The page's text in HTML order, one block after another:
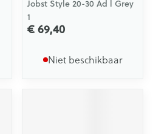
Jobst Style 20-30 Ad l Grey
1
€ 69,40
Niet beschikbaar